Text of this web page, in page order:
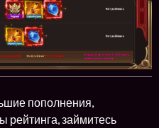
пополнения,
рейтинга, займитесь